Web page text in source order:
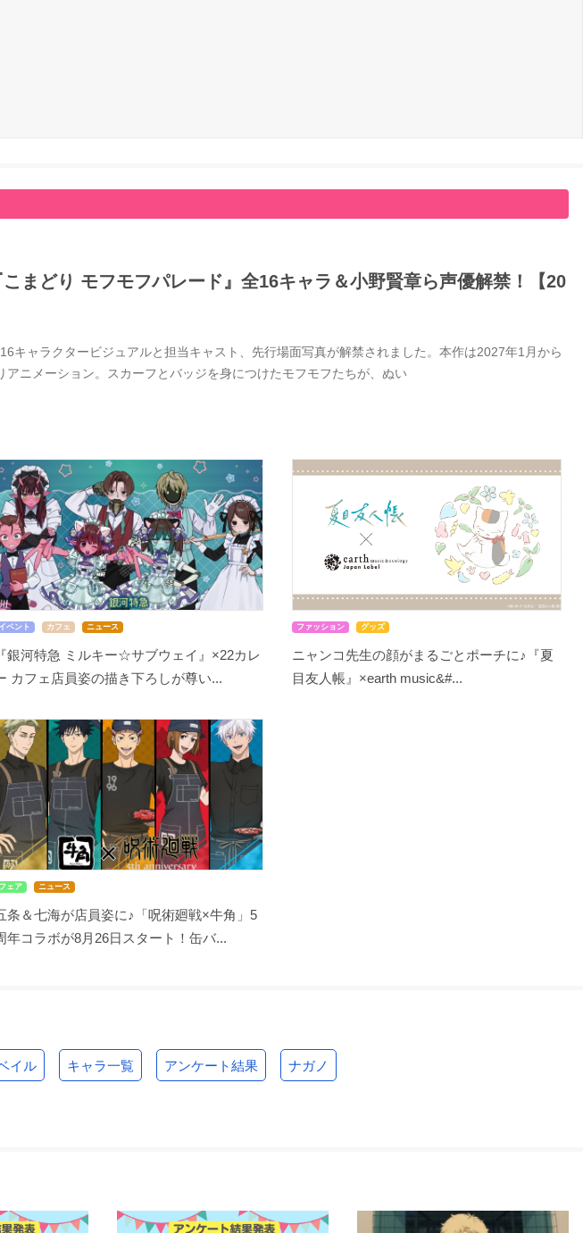
まどり モフモフパレード』全16キャラ＆小野賢章ら声優解禁！【20
キャラクタービジュアルと担当キャスト、先行場面写真が解禁されました。本作は2027年1月から
ニメーション。スカーフとバッジを身につけたモフモフたちが、ぬい
イベント カフェ ニュース
『銀河特急 ミルキー☆サブウェイ』×22カレ
カフェ店員姿の描き下ろしが尊い...
ファッション グッズ
ニャンコ先生の顔がまるごとポーチに♪『夏
目友人帳』×earth music&#...
フェア ニュース
条＆七海が店員姿に♪「呪術廻戦×牛角」5
年コラボが8月26日スタート！缶バ...
イル キャラ一覧 アンケート結果 ナガノ